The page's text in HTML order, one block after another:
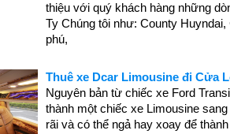
thiệu với quý khách hàng những
Ty Chúng tôi như: County
phú,
Thuê xe Dcar Limousine đi Cửa
Nguyên bản từ chiếc xe Ford
thành một chiếc xe Limousine
rãi và có thể ngả hay xoay để